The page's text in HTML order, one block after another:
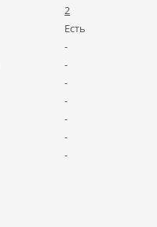
2
Есть
-
-
-
-
-
-
-